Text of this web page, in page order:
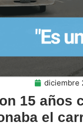
diciembre
15 años
el